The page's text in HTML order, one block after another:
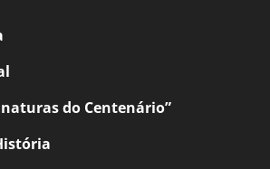
do Centenário”